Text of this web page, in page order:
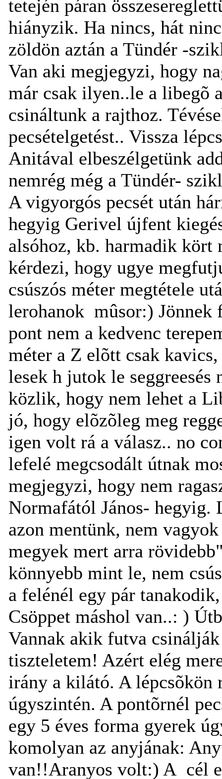
tetején páran
hiányzik. Ha nincs, hát
zöldön aztán a Tündér -
Van aki megjegyzi, hogy
már csak ilyen..le a libegõ
csináltunk a rajthoz.
pecsételgetést.. Vissza
Anitával elbeszélgetünk
nemrég még a Tündér-
A vigyorgós pecsét után
hegyig Gerivel újfent
alsóhoz, kb. harmadik
kérdezi, hogy ugye
csúszós méter megtétele
lerohanok mûsor:) Jönnek
pont nem a kedvenc
méter a Z elõtt csak
lesek h jutok le
közlik, hogy nem lehet a
jó, hogy elõzõleg meg
igen volt rá a válasz.. no
lefelé megcsodált útnak
megjegyzi, hogy nem
Normafától János- hegyig.
azon mentünk, nem
megyek mert arra
könnyebb mint le, nem
a felénél egy pár
Csöppet máshol van..: )
Vannak akik futva
tiszteletem! Azért elég
irány a kilátó. A lépcsõkön
úgyszintén. A pontõrnél
egy 5 éves forma gyerek
komolyan az anyjának:
van!!Aranyos volt:) A cél